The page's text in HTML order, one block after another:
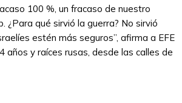
100 %, un fracaso de nuestro
¿Para qué sirvió la guerra? No sirvió
estén más seguros”, afirma a EFE
años y raíces rusas, desde las calles de